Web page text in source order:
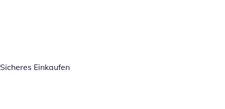
Sicheres Einkaufen